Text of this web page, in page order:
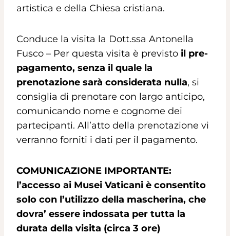
artistica e della Chiesa cristiana.
Conduce la visita la Dott.ssa Antonella
Fusco – Per questa visita è previsto il pre-
pagamento, senza il quale la
prenotazione sarà considerata nulla, si
consiglia di prenotare con largo anticipo,
comunicando nome e cognome dei
partecipanti. All’atto della prenotazione vi
verranno forniti i dati per il pagamento.
COMUNICAZIONE IMPORTANTE:
l’accesso ai Musei Vaticani è consentito
solo con l’utilizzo della mascherina, che
dovra’ essere indossata per tutta la
durata della visita (circa 3 ore)